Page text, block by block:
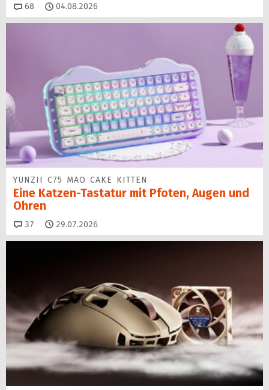
68 Kommentare
04.08.2026
YUNZII C75 MAO CAKE KITTEN
Eine Katzen-Tastatur mit Pfoten, Augen und
Ohren
37 Kommentare
29.07.2026